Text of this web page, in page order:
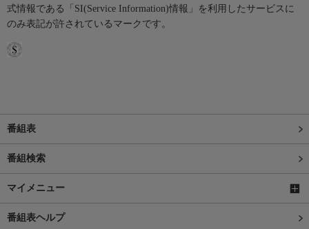
式情報である「SI(Service Information)情報」を利用したサービスに
のみ表記が許されているマークです。
番組表
番組検索
マイメニュー
番組表ヘルプ